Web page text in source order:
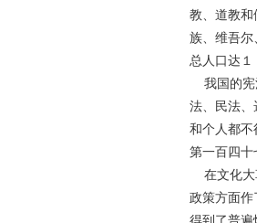
教、道教和
族、维吾尔
总人口达１
我国的宪
法、民法、
和个人都不
第一百四十
在文化大
政策方面作